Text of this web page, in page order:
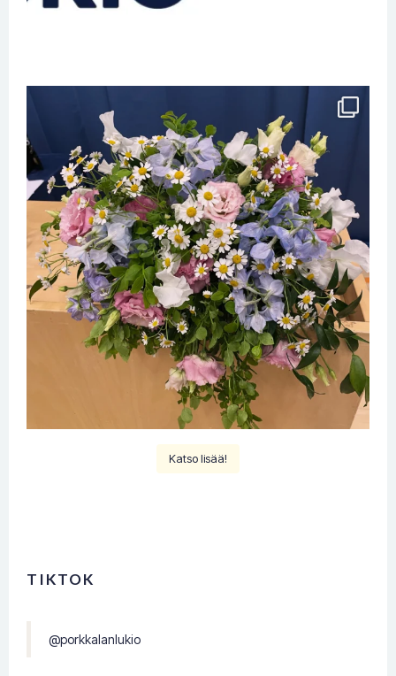
Katso lisää!
TIKTOK
@porkkalanlukio